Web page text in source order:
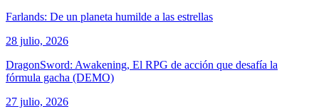
Farlands: De un planeta humilde a las estrellas
28 julio, 2026
DragonSword: Awakening, El RPG de acción que desafía la
fórmula gacha (DEMO)
27 julio, 2026